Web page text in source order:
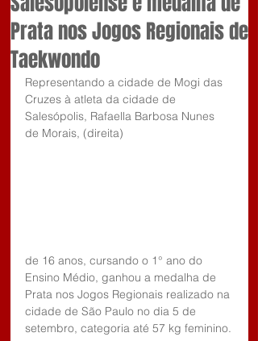
Prata nos Jogos Regionais de
Taekwondo
Representando a cidade de Mogi das
Cruzes à atleta da cidade de
Salesópolis, Rafaella Barbosa Nunes
de Morais, (direita)
de 16 anos, cursando o 1° ano do
Ensino Médio, ganhou a medalha de
Prata nos Jogos Regionais realizado na
cidade de São Paulo no dia 5 de
setembro, categoria até 57 kg feminino.